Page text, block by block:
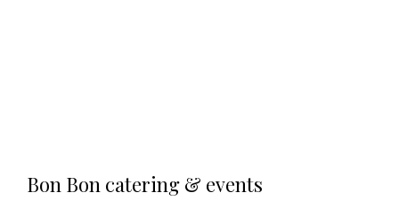
Bon Bon catering & events